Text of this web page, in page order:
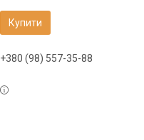
Купити
+380 (98) 557-35-88